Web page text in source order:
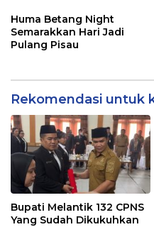
Huma Betang Night
Semarakkan Hari Jadi
Pulang Pisau
Rekomendasi untuk
Bupati Melantik 132 CPNS
Yang Sudah Dikukuhkan